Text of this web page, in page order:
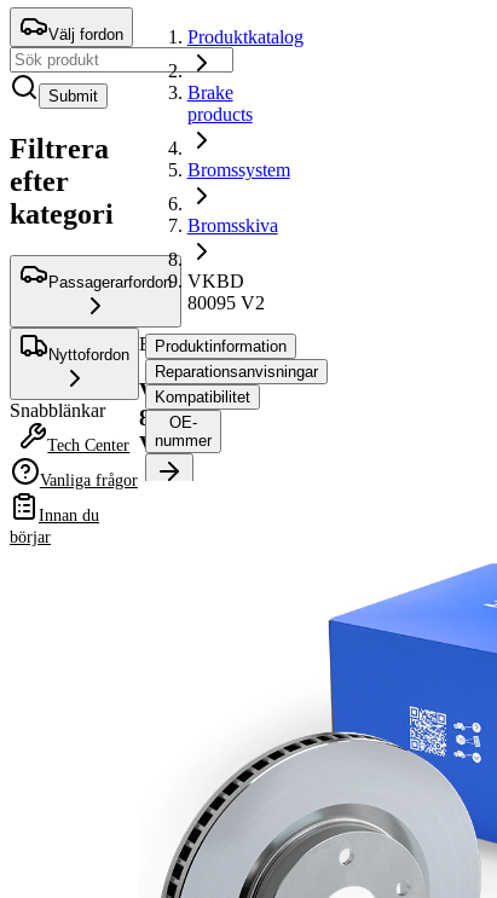
Välj fordon
Submit
Filtrera
efter
kategori
Passagerarfordon
Nyttofordon
Snabblänkar
Tech Center
Vanliga frågor
Innan du
börjar
Produktkatalog
Brake
products
Bromssystem
Bromsskiva
VKBD
80095 V2
Bromsskiva
VKBD
80095
V2
Produktinformation
Reparationsanvisningar
Kompatibilitet
OE-
nummer
invändigt
23 mm
21 mm
282 mm
5
Centreringsdiameter
Hålkrets-Ø
114,3
mm
Yta
belagd